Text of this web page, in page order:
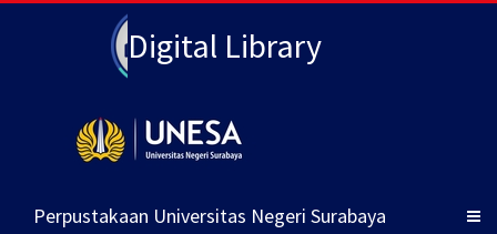
Digital Library
Perpustakaan Universitas Negeri Surabaya